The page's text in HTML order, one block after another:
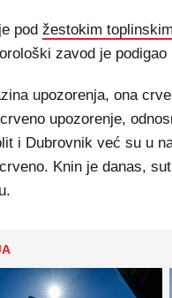
pod žestokim
zavod je
upozorenja, ona
upozorenje,
i Dubrovnik već su u
Knin je danas,